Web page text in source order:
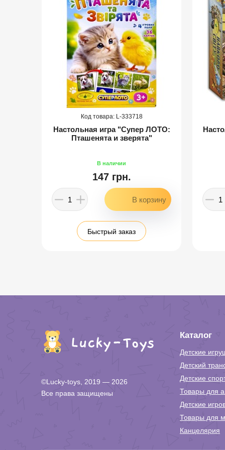
333718
Настольная игра "Супер ЛОТО:
Пташенята и зверята"
147 грн.
Быстрый заказ
©Lucky-toys, 2019 — 2026
Все права защищены
Каталог
Детские
Детский
Детские
Товары для
Детские
Товары для
Канцелярия